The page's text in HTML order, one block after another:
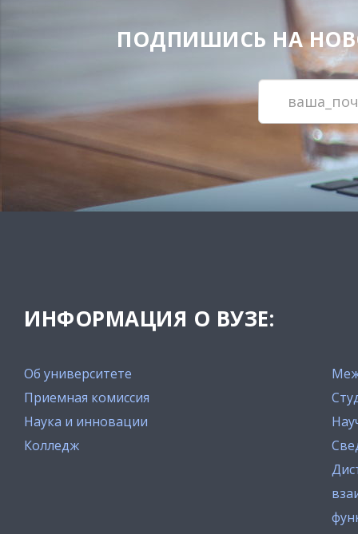
ПОДПИШИСЬ НА
ИНФОРМАЦИЯ О ВУЗЕ:
Об университете
Приемная комиссия
Наука и инновации
Колледж